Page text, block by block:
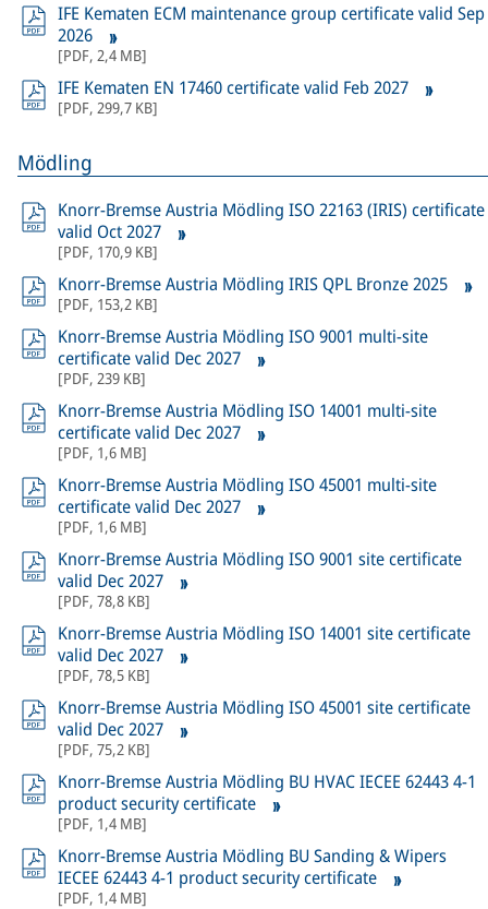
IFE Kematen ECM maintenance group certificate valid Sep
2026
[PDF, 2,4 MB]
IFE Kematen EN 17460 certificate valid Feb 2027
[PDF, 299,7 KB]
Mödling
Knorr-Bremse Austria Mödling ISO 22163 (IRIS) certificate
valid Oct 2027
[PDF, 170,9 KB]
Knorr-Bremse Austria Mödling IRIS QPL Bronze 2025
[PDF, 153,2 KB]
Knorr-Bremse Austria Mödling ISO 9001 multi-site
certificate valid Dec 2027
[PDF, 239 KB]
Knorr-Bremse Austria Mödling ISO 14001 multi-site
certificate valid Dec 2027
[PDF, 1,6 MB]
Knorr-Bremse Austria Mödling ISO 45001 multi-site
certificate valid Dec 2027
[PDF, 1,6 MB]
Knorr-Bremse Austria Mödling ISO 9001 site certificate
valid Dec 2027
[PDF, 78,8 KB]
Knorr-Bremse Austria Mödling ISO 14001 site certificate
valid Dec 2027
[PDF, 78,5 KB]
Knorr-Bremse Austria Mödling ISO 45001 site certificate
valid Dec 2027
[PDF, 75,2 KB]
Knorr-Bremse Austria Mödling BU HVAC IECEE 62443 4-1
product security certificate
[PDF, 1,4 MB]
Knorr-Bremse Austria Mödling BU Sanding & Wipers
IECEE 62443 4-1 product security certificate
[PDF, 1,4 MB]